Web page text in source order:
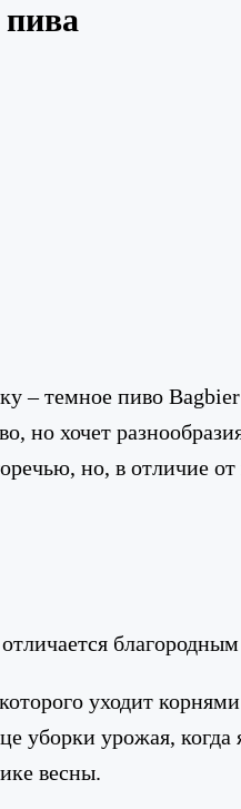
– темное пиво
но хочет
но, в отличие
уходит
уборки урожая,
весны.